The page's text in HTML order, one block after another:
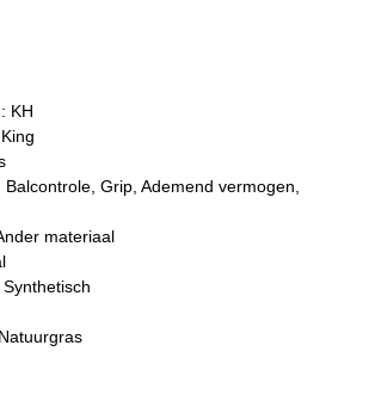
KH
Grip, Ademend vermogen,
materiaal